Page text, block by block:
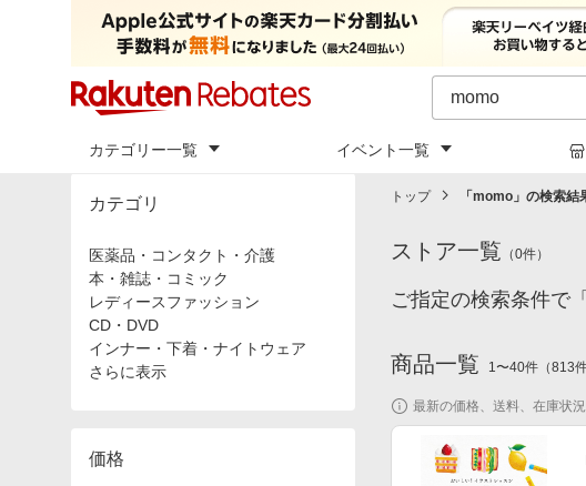
カテゴリー一覧 イベント一覧
カテゴリ
医薬品・コンタクト・介護
本・雑誌・コミック
レディースファッション
CD・DVD
インナー・下着・ナイトウェア
さらに表示
価格
トップ 「 momo 」の検索結
ストア一覧 （0件）
ご指定の検索条件で
商品一覧 1〜40件 （813
最新の価格、送料、在庫状